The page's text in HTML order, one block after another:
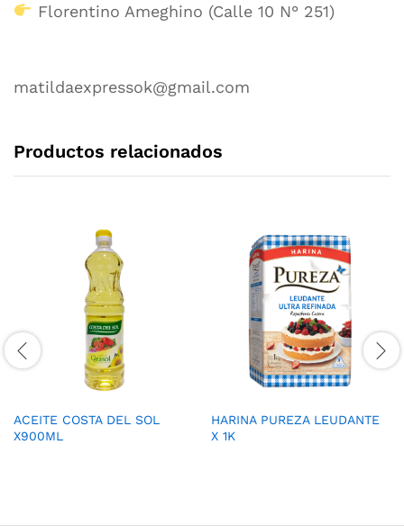
Florentino Ameghino (Calle 10 N° 251)
matildaexpressok@gmail.com
Productos relacionados
ACEITE COSTA DEL SOL
X900ML
HARINA PUREZA LEUDANTE
X 1K